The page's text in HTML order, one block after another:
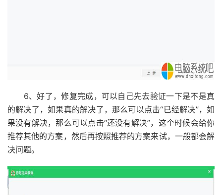
6、好了，修复完成，可以自己先去验证一下是不是真
的解决了，如果真的解决了，那么可以点击“已经解决”，如
果没有解决，那么可以点击“还没有解决”，这个时候会给你
推荐其他的方案，然后再按照推荐的方案来试，一般都会解
决问题。